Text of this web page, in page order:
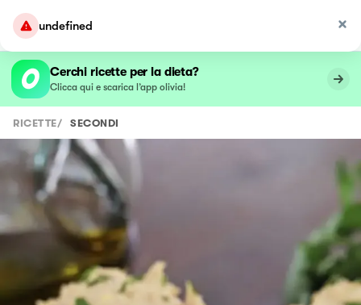
undefined
Cerchi ricette per la dieta?
Clicca qui e scarica l’app olivia!
RICETTE/ SECONDI